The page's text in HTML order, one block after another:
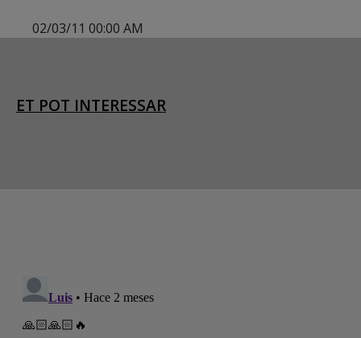
02/03/11 00:00 AM
ET POT INTERESSAR